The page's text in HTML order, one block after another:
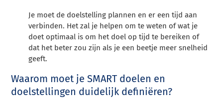
Je moet de doelstelling plannen en er een tijd aan
verbinden. Het zal je helpen om te weten of wat je
doet optimaal is om het doel op tijd te bereiken of
dat het beter zou zijn als je een beetje meer snelheid
geeft.
Waarom moet je SMART doelen en
doelstellingen duidelijk definiëren?